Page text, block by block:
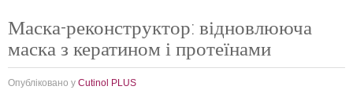
Маска-реконструктор: відновлююча
маска з кератином і протеїнами
Опубліковано у Cutinol PLUS